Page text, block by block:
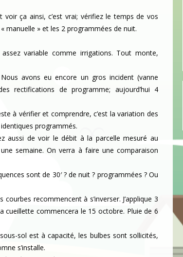
voir ça ainsi, c’est vrai; vérifiez le temps de vos
manuelle » et les 2 programmées de nuit.
assez variable comme irrigations. Tout monte,
Nous avons eu encore un gros incident (vanne
rectifications de programme; aujourd’hui 4
à vérifier et comprendre, c’est la variation des
programmés.
aussi de voir le débit à la parcelle mesuré au
semaine. On verra à faire une comparaison
sont de 30′ ? de nuit ? programmées ? Ou
courbes recommencent à s’inverser. J’applique 3
cueillette commencera le 15 octobre. Pluie de 6
sol est à capacité, les bulbes sont sollicités,
s’installe.